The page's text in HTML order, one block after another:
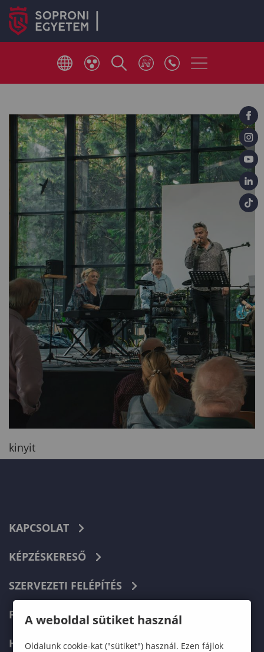
kinyit
KAPCSOLAT
KÉPZÉSKERESŐ
SZERVEZETI FELÉPÍTÉS
FELVÉTELIZŐKNEK
HALLGATÓKNAK
A weboldal sütiket használ
Oldalunk cookie-kat ("sütiket") használ. Ezen fájlok